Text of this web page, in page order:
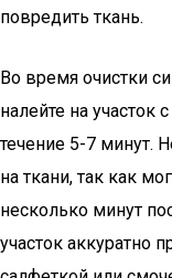
повредить ткань.
Во время очистки
налейте на участок
течение 5-7 минут.
на ткани, так как
несколько минут
участок аккуратно